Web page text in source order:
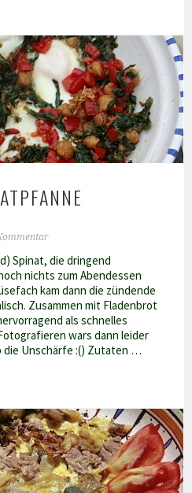
Spinat, die dringend
nichts zum Abendessen
kam dann die zündende
Zusammen mit Fladenbrot
als schnelles
wars dann leider
die Unschärfe :() Zutaten …